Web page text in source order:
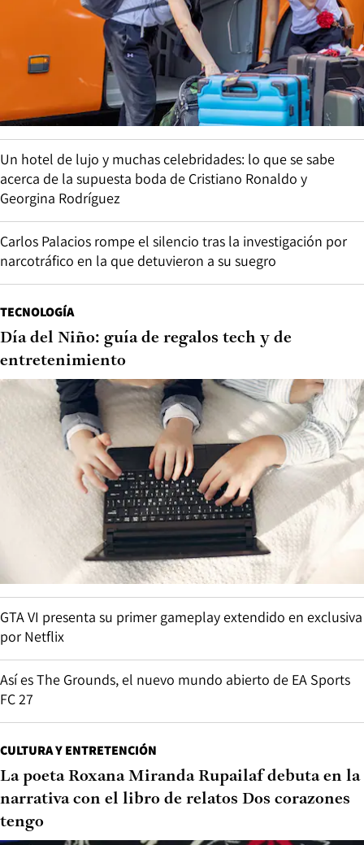
Un hotel de lujo y muchas celebridades: lo que se sabe
acerca de la supuesta boda de Cristiano Ronaldo y
Georgina Rodríguez
Carlos Palacios rompe el silencio tras la investigación por
narcotráfico en la que detuvieron a su suegro
TECNOLOGÍA
Día del Niño: guía de regalos tech y de
entretenimiento
GTA VI presenta su primer gameplay extendido en exclusiva
por Netflix
Así es The Grounds, el nuevo mundo abierto de EA Sports
FC 27
CULTURA Y ENTRETENCIÓN
La poeta Roxana Miranda Rupailaf debuta en la
narrativa con el libro de relatos Dos corazones
tengo